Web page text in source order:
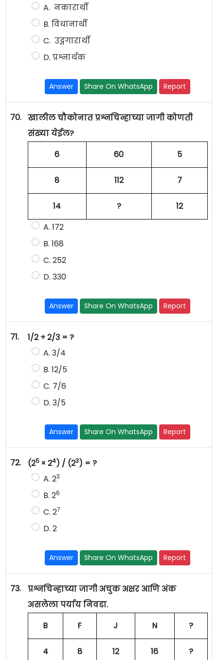
A. नकारार्थी
B. विधानार्थी
C. उद्गगारार्थी
D. प्रश्नार्थक
Answer Share On WhatsApp Report
70. खालील चौकोनात प्रश्नचिन्हाच्या जागी कोणती
संख्या येईल?
6
60 5
8 112 7
14 ?
12
A. 172
B. 168
C. 252
D. 330
Answer Share On WhatsApp Report
71.
1/2 + 2/3 = ?
A. 3/4
B. 12/5
C. 7/6
D. 3/5
Answer Share On WhatsApp Report
72. (25 × 24) / (23) = ?
A. 23
B. 26
C. 27
D. 2
Answer Share On WhatsApp Report
73.
प्रश्नचिन्हाच्या जागी अचुक अक्षर आणि अंक
असलेला पर्याय निवडा.
B
F J N ?
4 8 12 16
?